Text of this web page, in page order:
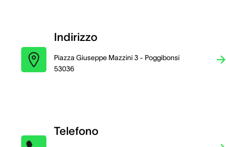
Indirizzo
Piazza Giuseppe Mazzini 3 - Poggibonsi
53036
Telefono